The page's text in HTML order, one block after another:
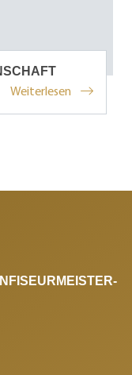
Weiterlesen